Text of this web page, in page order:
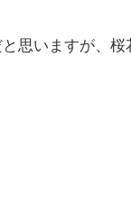
思いますが、桜